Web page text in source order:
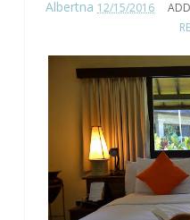
Albertna 12/15/2016